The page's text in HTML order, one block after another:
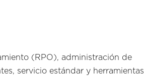
(RPO), administración de
servicio estándar y herramientas